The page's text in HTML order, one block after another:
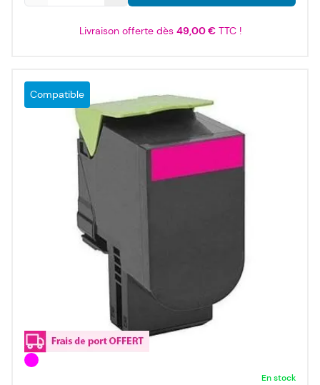
Livraison offerte dès 49,00 €TTC !
Compatible
En stock